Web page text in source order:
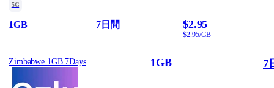
5G
1GB 7日間 $2.95
$2.95/GB
Zimbabwe 1GB 7Days 1GB 7